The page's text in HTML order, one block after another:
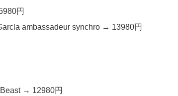
円
ambassadeur synchro → 13980円
→ 12980円